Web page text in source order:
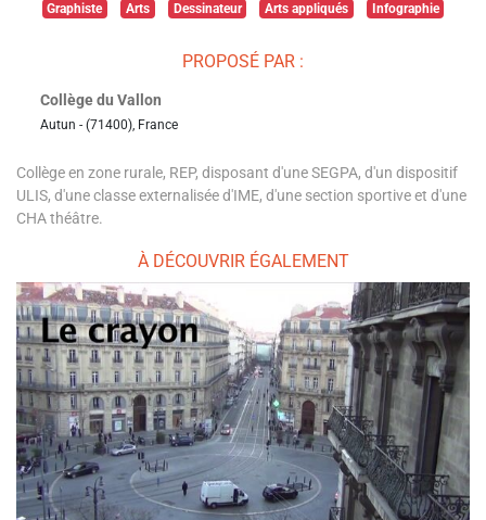
Graphiste Arts Dessinateur Arts appliqués Infographie
PROPOSÉ PAR :
Collège du Vallon
Autun - (71400), France
Collège en zone rurale, REP, disposant d'une SEGPA, d'un dispositif
ULIS, d'une classe externalisée d'IME, d'une section sportive et d'une
CHA théâtre.
À DÉCOUVRIR ÉGALEMENT